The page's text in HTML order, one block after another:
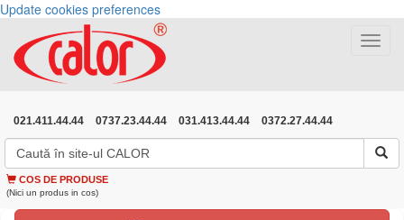
Update cookies preferences
Toggle
021.411.44.44 0737.23.44.44 031.413.44.44 0372.27.44.44
COS DE PRODUSE
(Nici un produs in cos)